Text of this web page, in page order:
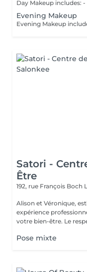
Evening Makeup
Satori -
Être
192, rue François Boch
Alison et Véronique,
expérience
votre bien-être.
Pose mixte